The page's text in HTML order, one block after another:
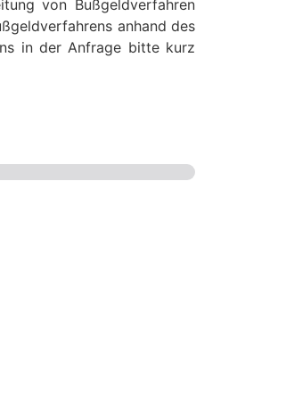
von Bußgeldverfahren
anhand des
in der Anfrage bitte kurz